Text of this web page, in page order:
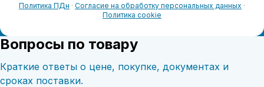
Политика ПДн · Согласие на обработку персональных данных ·
Политика cookie
Вопросы по товару
Краткие ответы о цене, покупке, документах и
сроках поставки.